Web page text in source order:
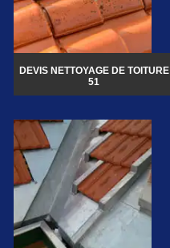
DEVIS NETTOYAGE DE TOITURE
51